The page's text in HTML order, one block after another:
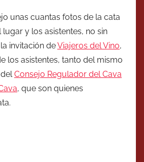
unas cuantas fotos de la cata
lugar y los asistentes, no sin
invitación deViajeros del Vino,
los asistentes, tanto del mismo
Consejo Regulador del Cava
, que son quienes